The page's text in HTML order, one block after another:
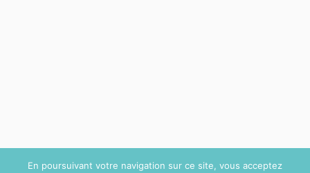
En poursuivant votre navigation sur ce site, vous acceptez